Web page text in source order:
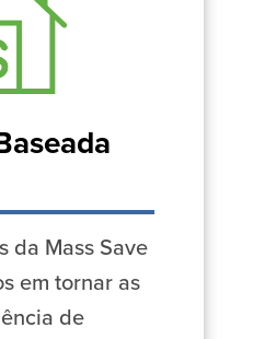
da Mass Save
em tornar as
de